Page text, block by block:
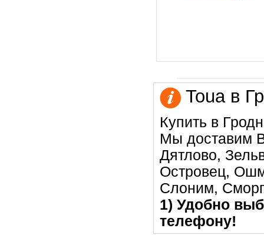
Toua в
Купить в
Мы доставим
Дятлово,
Островец,
Слоним,
1) Удобно
телефону!